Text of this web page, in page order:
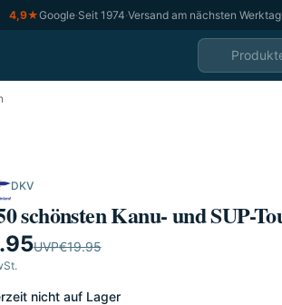
4,9★Google·Seit 1974·Versand am nächsten Werktag
DKV
schönsten Kanu- und SUP-
UVP€19.95
nicht auf Lager